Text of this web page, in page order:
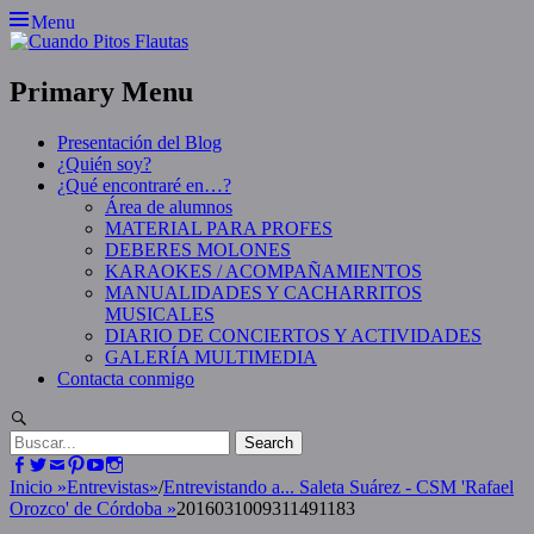
Skip
to
Menu
Primary Menu
Presentación del Blog
¿Quién soy?
¿Qué encontraré en…?
Área de alumnos
MATERIAL PARA PROFES
DEBERES MOLONES
KARAOKES / ACOMPAÑAMIENTOS
MANUALIDADES Y CACHARRITOS
MUSICALES
DIARIO DE CONCIERTOS Y ACTIVIDADES
GALERÍA MULTIMEDIA
Contacta conmigo
Search
for:Facebook
Twitter
EmailPinterest
YouTube
Inicio »Entrevistas»/Entrevistando a... Saleta Suárez - CSM 'Rafael
Orozco' de Córdoba »2016031009311491183